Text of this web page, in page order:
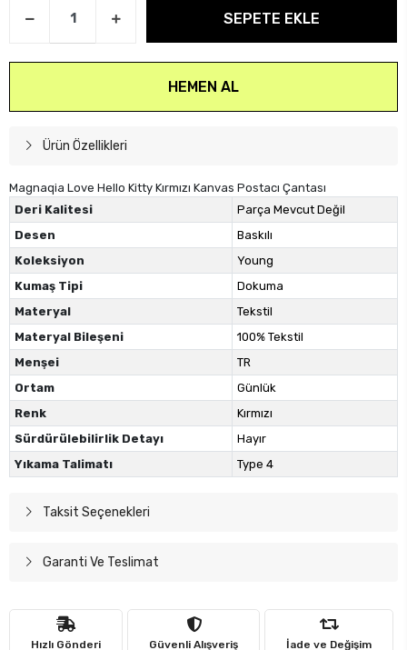
SEPETE EKLE
HEMEN AL
Ürün Özellikleri
Magnaqia Love Hello Kitty Kırmızı Kanvas Postacı Çantası
Deri Kalitesi
Parça Mevcut Değil
Desen
Baskılı
Koleksiyon
Young
Kumaş Tipi
Dokuma
Materyal
Tekstil
Materyal Bileşeni
100% Tekstil
Menşei
TR
Ortam
Günlük
Renk
Kırmızı
Sürdürülebilirlik Detayı
Hayır
Yıkama Talimatı
Type 4
Taksit Seçenekleri
Garanti Ve Teslimat
Hızlı Gönderi Güvenli Alışveriş İade ve Değişim